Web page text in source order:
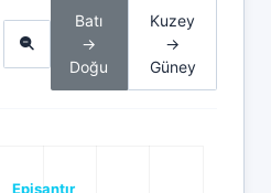
Batı
→
Doğu
Kuzey
→
Güney